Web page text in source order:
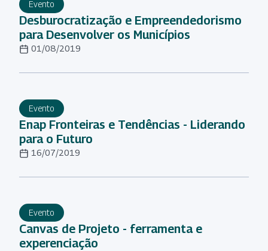
Evento
Desburocratização e Empreendedorismo
para Desenvolver os Municípios
01/08/2019
Evento
Enap Fronteiras e Tendências - Liderando
para o Futuro
16/07/2019
Evento
Canvas de Projeto - ferramenta e
experenciação